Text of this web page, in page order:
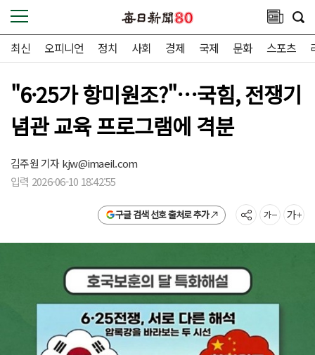
최신 오피니언 정치 사회 경제 국제 문화 스포츠
"6·25가 항미원조?"…국힘, 전쟁기
념관 교육 프로그램에 격분
김주원 기자kjw@imaeil.com
입력 2026-06-10 18:42:55
구글 검색 선호 출처로 추가